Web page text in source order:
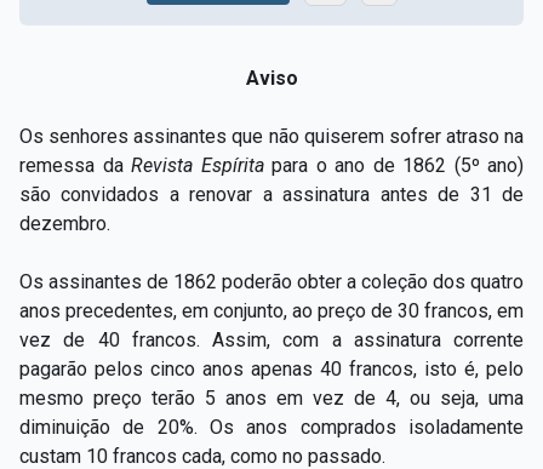
Aviso
Os senhores assinantes que não quiserem sofrer atraso na
remessa da Revista Espírita para o ano de 1862 (5º ano)
são convidados a renovar a assinatura antes de 31 de
dezembro.
Os assinantes de 1862 poderão obter a coleção dos quatro
anos precedentes, em conjunto, ao preço de 30 francos, em
vez de 40 francos. Assim, com a assinatura corrente
pagarão pelos cinco anos apenas 40 francos, isto é, pelo
mesmo preço terão 5 anos em vez de 4, ou seja, uma
diminuição de 20%. Os anos comprados isoladamente
custam 10 francos cada, como no passado.